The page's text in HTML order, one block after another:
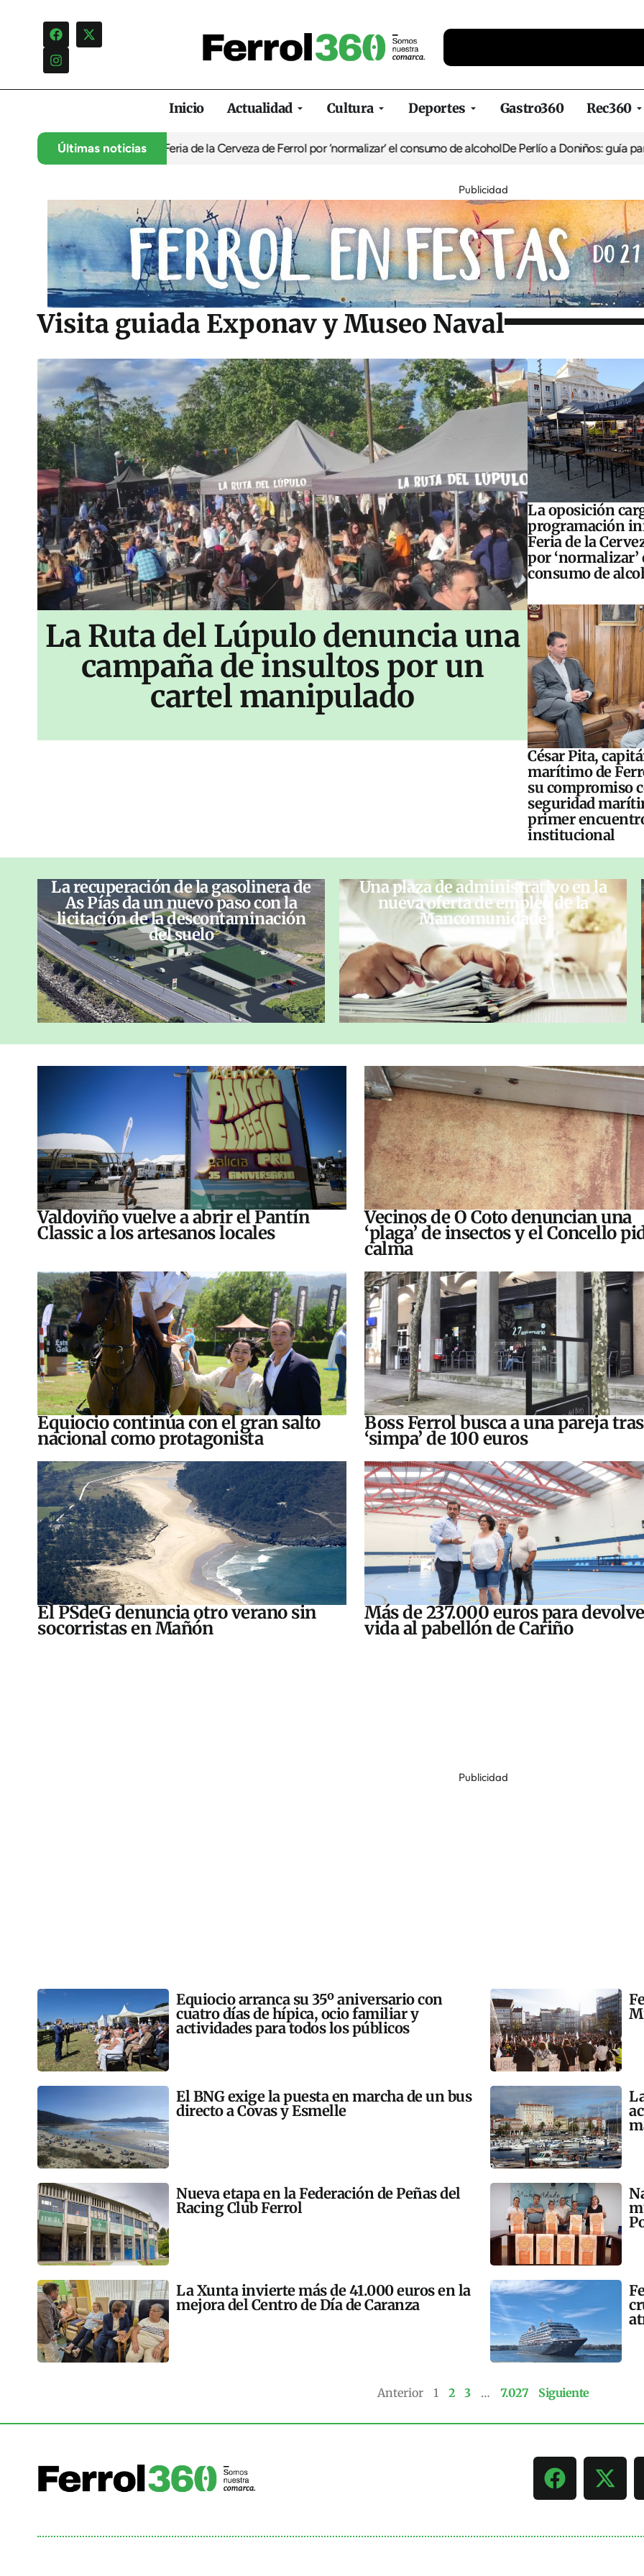
Inicio Actualidad Cultura Deportes Gastro360 Rec360
Últimas noticias
infantil de la Feria de la Cerveza de Ferrol por ‘normalizar’ el consumo de alcoholDe Perlío a Doniños: guía para disfrutar
Publicidad
Visita guiada Exponav y Museo Naval
La Ruta del Lúpulo denuncia una
campaña de insultos por un
cartel manipulado
La oposición
programación
Feria de la
por ‘normalizar’
consumo de
César Pita,
marítimo de
su compromiso
seguridad
primer
institucional
La recuperación de la gasolinera de
As Pías da un nuevo paso con la
licitación de la descontaminación
del suelo
Una plaza de administrativo en la
nueva oferta de empleo de la
Mancomunidade
Valdoviño vuelve a abrir el Pantín
Classic a los artesanos locales
Vecinos de O Coto denuncian una
‘plaga’ de insectos y el Concello
calma
Equiocio continúa con el gran salto
nacional como protagonista
Boss Ferrol busca a una pareja
‘simpa’ de 100 euros
El PSdeG denuncia otro verano sin
socorristas en Mañón
Más de 237.000 euros para
vida al pabellón de Cariño
Publicidad
Equiocio arranca su 35º aniversario con
cuatro días de hípica, ocio familiar y
actividades para todos los públicos
El BNG exige la puesta en marcha de un bus
directo a Covas y Esmelle
Nueva etapa en la Federación de Peñas del
Racing Club Ferrol
La Xunta invierte más de 41.000 euros en la
mejora del Centro de Día de Caranza
Anterior 1 2 3 … 7.027 Siguiente